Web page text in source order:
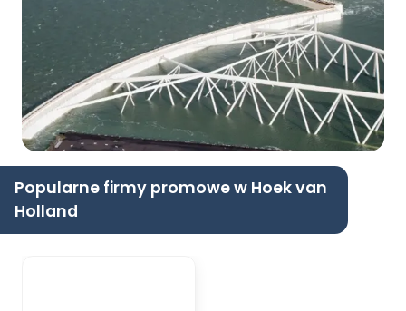
Popularne firmy promowe w Hoek van
Holland